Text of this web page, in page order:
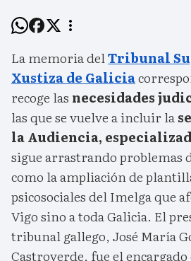
La memoria delTribunal
Xustiza de Galicia
recoge las necesidades
las que se vuelve a incluir la
la Audiencia,
sigue arrastrando problemas
como la ampliación de
psicosociales del Imelga que
Vigo sino a toda Galicia. El
tribunal gallego, José María
Castroverde, fue el